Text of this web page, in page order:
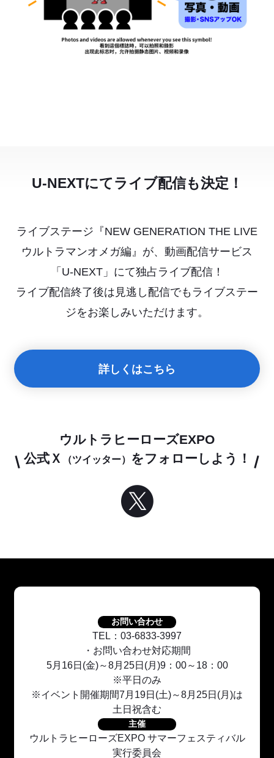
U-NEXTにてライブ配信も決定！
ライブステージ『NEW GENERATION THE LIVE
ウルトラマンオメガ編』が、動画配信サービス
「U-NEXT」にて独占ライブ配信！
ライブ配信終了後は見逃し配信でもライブステー
ジをお楽しみいただけます。
詳しくはこちら
ウルトラヒーローズEXPO
公式Ｘ
（ツイッター） をフォローしよう！
お問い合わせ
TEL：03-6833-3997
・お問い合わせ対応期間
5月16日(金)～8月25日(月)9：00～18：00
※平日のみ
※イベント開催期間7月19日(土)～8月25日(月)は
土日祝含む
主催
ウルトラヒーローズEXPO サマーフェスティバル
実行委員会